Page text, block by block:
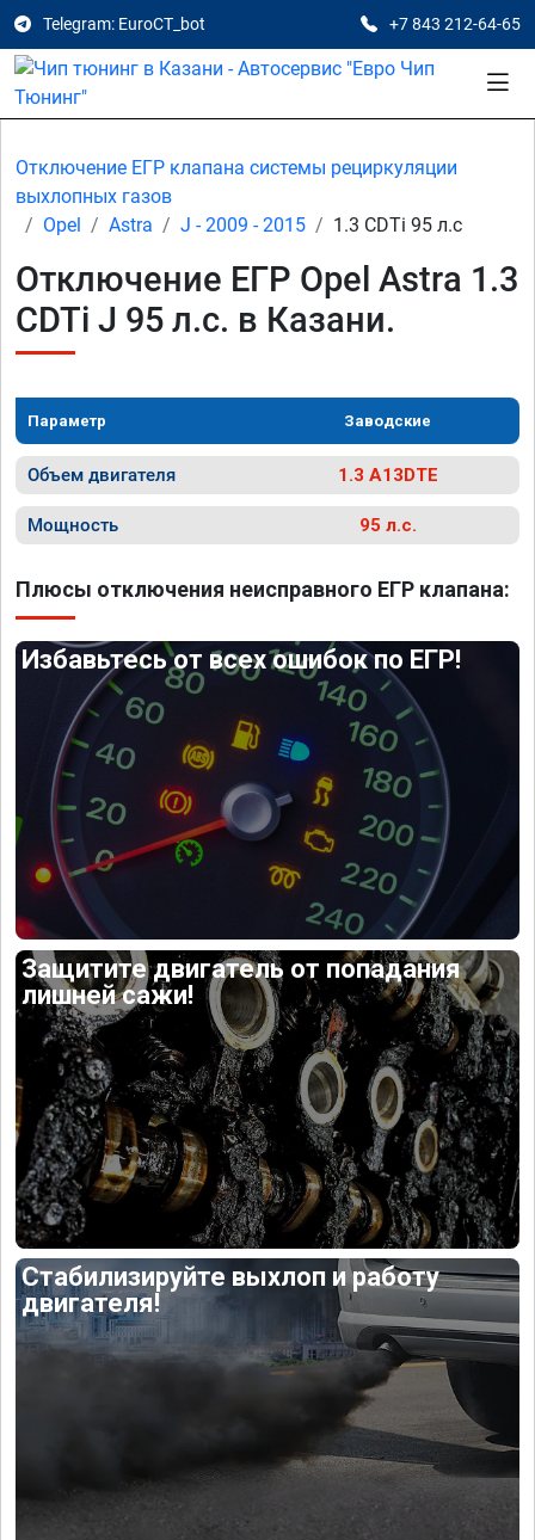
Telegram: EuroCT_bot +7 843 212-64-65
Отключение ЕГР клапана системы рециркуляции
выхлопных газов
Opel
Astra J - 2009 - 2015 1.3 CDTi 95 л.с
Отключение ЕГР Opel Astra 1.3
CDTi J 95 л.с. в Казани.
Параметр Заводские
Объем двигателя 1.3 A13DTE
Мощность 95 л.с.
Плюсы отключения неисправного ЕГР клапана:
Избавьтесь от всех ошибок по ЕГР!
Защитите двигатель от попадания
лишней сажи!
Стабилизируйте выхлоп и работу
двигателя!